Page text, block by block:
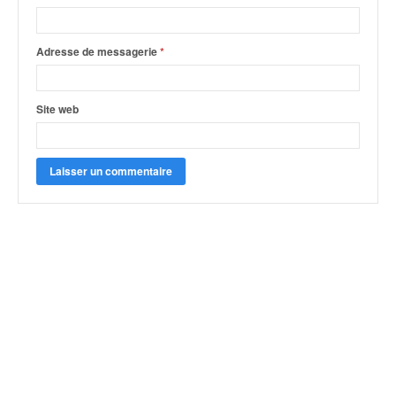
Adresse de messagerie*
Site web